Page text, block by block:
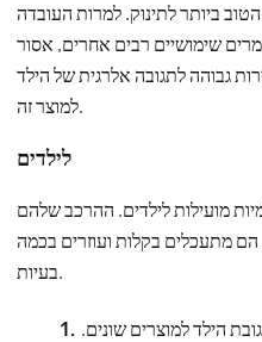
ביותר לתינוק. למרות העובדה
שימושיים רבים אחרים, אסור
גבוהה לתגובה אלרגית של הילד
למוצר זה.
לילדים
מועילות לילדים. ההרכב שלהם
הם מתעכלים בקלות ועוזרים בכמה
בעיות.
הילד למוצרים שונים.